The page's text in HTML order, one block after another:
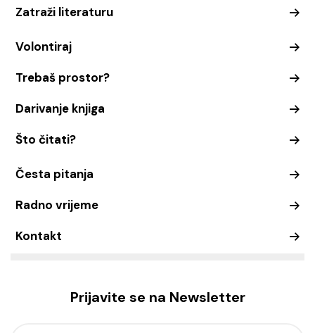
Zatraži literaturu
Volontiraj
Trebaš prostor?
Darivanje knjiga
Što čitati?
Česta pitanja
Radno vrijeme
Kontakt
Prijavite se na Newsletter